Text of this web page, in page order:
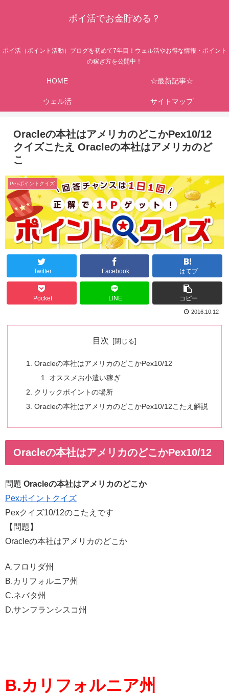
ポイ活でお金貯める？
ポイ活（ポイント活動）ブログを初めて7年目！ウェル活やお得な情報・ポイント
の稼ぎ方を公開中！
HOME ☆最新記事☆
ウェル活 サイトマップ
Oracleの本社はアメリカのどこかPex10/12
クイズこたえ Oracleの本社はアメリカのど
こ
Pexポイントクイズ
Twitter Facebook はてブ
Pocket LINE コピー
2016.10.12
目次
Oracleの本社はアメリカのどこかPex10/12
オススメお小遣い稼ぎ
クリックポイントの場所
Oracleの本社はアメリカのどこかPex10/12こたえ解説
Oracleの本社はアメリカのどこかPex10/12
問題 Oracleの本社はアメリカのどこか
Pexポイントクイズ
Pexクイズ10/12のこたえです
【問題】
Oracleの本社はアメリカのどこか
A.フロリダ州
B.カリフォルニア州
C.ネバタ州
D.サンフランシスコ州
B.カリフォルニア州